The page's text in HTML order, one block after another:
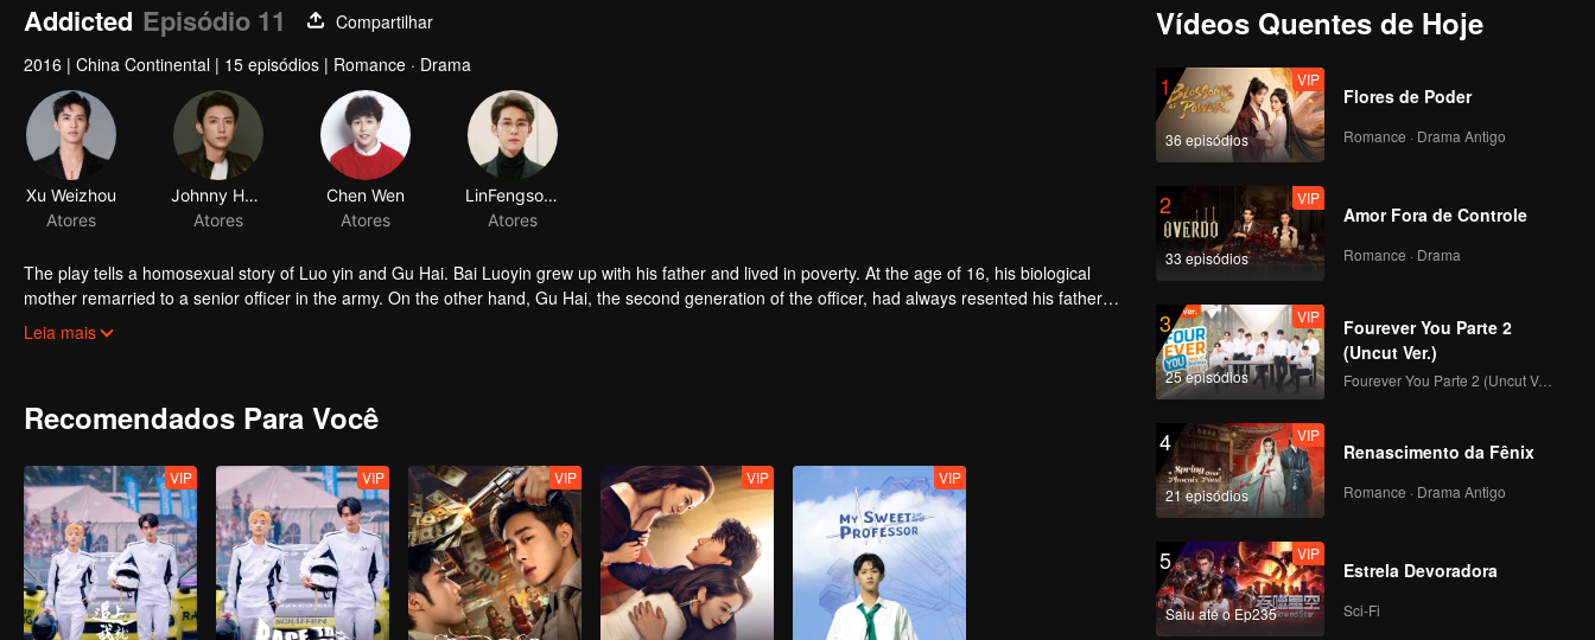
Addicted Episódio 11
Compartilhar
2016 | China Continental | 15 episódios | Romance · Drama
Xu Weizhou
Atores
Johnny Huang
Atores
Chen Wen
Atores
LinFengsong
Atores
The play tells a homosexual story of Luo yin and Gu Hai. Bai Luoyin grew up with his father and lived in poverty. At the age of 16, his biological
mother remarried to a senior officer in the army. On the other hand, Gu Hai, the second generation of the officer, had always resented his father
because of his mother's death. Knowing that his father was about to remarry, he even contradicted all his father's arrangements and transferred to
Leia mais
Recomendados Para Você
VIP VIP VIP VIP VIP
Vídeos Quentes de Hoje
1
36 episódios
VIP
Flores de Poder
Romance · Drama Antigo
2
33 episódios
VIP
Amor Fora de Controle
Romance · Drama
3
25 episódios
VIP
Fourever You Parte 2
(Uncut Ver.)
Fourever You Parte 2 (Uncut Ver.)
4
21 episódios
VIP
Renascimento da Fênix
Romance · Drama Antigo
5
Saiu até o Ep235
VIP
Estrela Devoradora
Sci-Fi